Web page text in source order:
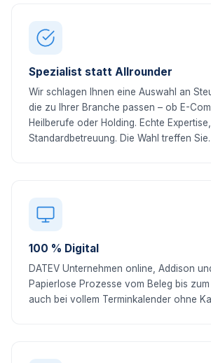
Spezialist statt Allrounder
Wir schlagen Ihnen eine Auswahl an
die zu Ihrer Branche passen – ob E-
Heilberufe oder Holding. Echte
Standardbetreuung. Die Wahl treffen Sie.
100 % Digital
DATEV Unternehmen online, Addison
Papierlose Prozesse vom Beleg bis
auch bei vollem Terminkalender ohne